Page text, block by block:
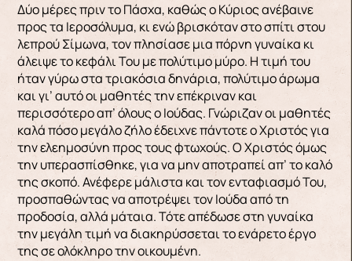
Δύο μέρες πριν το Πάσχα, καθώς ο Κύριος ανέβαινε
προς τα Ιεροσόλυμα, κι ενώ βρισκόταν στο σπίτι στου
λεπρού Σίμωνα, τον πλησίασε μια πόρνη γυναίκα κι
άλειψε το κεφάλι Του με πολύτιμο μύρο. Η τιμή του
ήταν γύρω στα τριακόσια δηνάρια, πολύτιμο άρωμα
και γι’ αυτό οι μαθητές την επέκριναν και
περισσότερο απ’ όλους ο Ιούδας. Γνώριζαν οι μαθητές
καλά πόσο μεγάλο ζήλο έδειχνε πάντοτε ο Χριστός για
την ελεημοσύνη προς τους φτωχούς. Ο Χριστός όμως
την υπερασπίσθηκε, για να μην αποτραπεί απ’ το καλό
της σκοπό. Ανέφερε μάλιστα και τον ενταφιασμό Του,
προσπαθώντας να αποτρέψει τον Ιούδα από τη
προδοσία, αλλά μάταια. Τότε απέδωσε στη γυναίκα
την μεγάλη τιμή να διακηρύσσεται το ενάρετο έργο
της σε ολόκληρο την οικουμένη.